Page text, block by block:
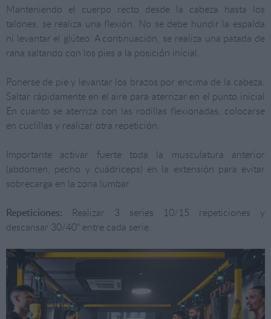
Manteniendo el cuerpo recto desde la cabeza hasta los
talones, se realiza una flexión. No se debe hundir la espalda
ni levantar el glúteo. A continuación, se realiza una patada de
rana saltando con los pies a la posición inicial.
Ponerse de pie y levantar los brazos por encima de la cabeza.
Saltar rápidamente en el aire para aterrizar en el punto inicial
En cuanto se aterriza con las rodillas flexionadas, colocarse
en cuclillas y realizar otra repetición.
Importante activar fuerte toda la musculatura anterior
(abdomen, pecho y cuádriceps) en la extensión para evitar
sobrecarga en la zona lumbar
Repeticiones: Realizar 3 series 10/15 repeticiones y
descansar 30/40” entre cada serie.